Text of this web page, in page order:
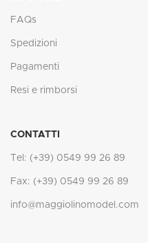
FAQs
Spedizioni
Pagamenti
Resi e rimborsi
CONTATTI
Tel: (+39) 0549 99 26 89
Fax: (+39) 0549 99 26 89
info@maggiolinomodel.com